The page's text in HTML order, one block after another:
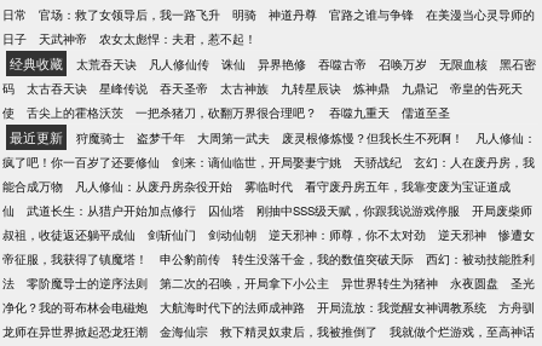
日常
官场：救了女领导后，我一路飞升 明骑 神道丹尊 官路之谁与争锋
在美漫当心灵导师的
日子
天武神帝 农女太彪悍：夫君，惹不起！
经典收藏 太荒吞天诀 凡人修仙传 诛仙 异界艳修 吞噬古帝 召唤万岁 无限血核
黑石密
码
太古吞天诀 星峰传说 吞天圣帝 太古神族 九转星辰诀 炼神鼎 九鼎记
帝皇的告死天
使
舌尖上的霍格沃茨 一把杀猪刀，砍翻万界很合理吧？ 吞噬九重天 儒道至圣
最近更新 狩魔骑士 盗梦千年 大周第一武夫 废灵根修炼慢？但我长生不死啊！
凡人修仙：
疯了吧！你一百岁了还要修仙
剑来：谪仙临世，开局娶妻宁姚 天骄战纪
玄幻：人在废丹房，我
能合成万物
凡人修仙：从废丹房杂役开始 雾临时代
看守废丹房五年，我靠变废为宝证道成
仙
武道长生：从猎户开始加点修行 囚仙塔 刚抽中SSS级天赋，你跟我说游戏停服
开局废柴师
叔祖，收徒返还躺平成仙
剑斩仙门 剑动仙朝 逆天邪神：师尊，你不太对劲 逆天邪神
惨遭女
帝征服，我获得了镇魔塔！
申公豹前传 转生没落千金，我的数值突破天际
西幻：被动技能胜利
法
零阶魔导士的逆序法则 第二次的召唤，开局拿下小公主 异世界转生为猪神 永夜圆盘
圣光
净化？我的哥布林会电磁炮
大航海时代下的法师成神路 开局流放：我觉醒女神调教系统
方舟驯
龙师在异世界掀起恐龙狂潮
金海仙宗 救下精灵奴隶后，我被推倒了
我就做个烂游戏，至高神话